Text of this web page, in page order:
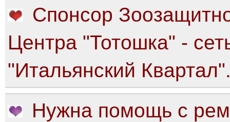
Спонсор
Центра "Тотошка" -
"Итальянский
Нужна помощь с